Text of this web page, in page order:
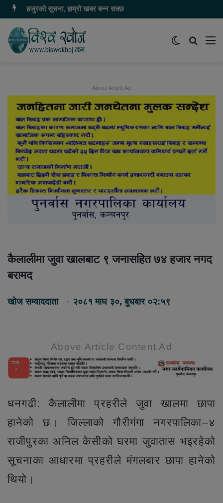
हजुरको सूचना, हाम्रो खबर बन्न सक्छ
समाचार
Switch
Above Article Ad
कैलालीमा जुवा खालबाट ९ जनासहित ७४ हजार नगद
बरामद
खोज सम्वाददाता २०८१ माघ ३०, बुधबार ०२:५९
Above Article Content Ad
धनगढी: कैलालीमा प्रहरीले जुवा खालमा छापा
हानेको छ। जिल्लाको गौरीगंगा नगरपालिका–४
राजीपुरका अनिल केसीको घरमा जुवातास भइरहेको
सूचनाका आधारमा प्रहरीले मंगलबार छापा हानेको
थियो।